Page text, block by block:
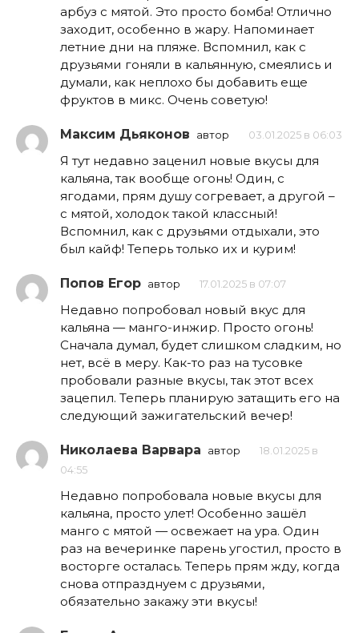
арбуз с мятой. Это просто бомба! Отлично
заходит, особенно в жару. Напоминает
летние дни на пляже. Вспомнил, как с
друзьями гоняли в кальянную, смеялись и
думали, как неплохо бы добавить еще
фруктов в микс. Очень советую!
Максим Дьяконов автор 03.01.2025 в 06:03
Я тут недавно заценил новые вкусы для
кальяна, так вообще огонь! Один, с
ягодами, прям душу согревает, а другой –
с мятой, холодок такой классный!
Вспомнил, как с друзьями отдыхали, это
был кайф! Теперь только их и курим!
Попов Егор автор 17.01.2025 в 07:07
Недавно попробовал новый вкус для
кальяна — манго-инжир. Просто огонь!
Сначала думал, будет слишком сладким, но
нет, всё в меру. Как-то раз на тусовке
пробовали разные вкусы, так этот всех
зацепил. Теперь планирую затащить его на
следующий зажигательский вечер!
Николаева Варвара автор
18.01.2025 в
04:55
Недавно попробовала новые вкусы для
кальяна, просто улет! Особенно зашёл
манго с мятой — освежает на ура. Один
раз на вечеринке парень угостил, просто в
восторге осталась. Теперь прям жду, когда
снова отпразднуем с друзьями,
обязательно закажу эти вкусы!